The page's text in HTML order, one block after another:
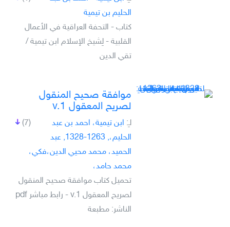
الحليم بن تيمية
كتاب - التحفة العراقية في الأعمال
القلبية - لِشيخ الإسلام ابن تيمية /
تقي الدين
موافقة صحيح المنقول
لصريح المعقول v.1
(7) لـِ: ابن تيمية، احمد بن عبد
الحليم،, 1263-1328, عبد
الحميد، محمد محيي الدين،فكي،
محمد حامد،
تحميل كتاب موافقة صحيح المنقول
لصريح المعقول v.1 - رابط مباشر pdf
الناشر: مطبعة